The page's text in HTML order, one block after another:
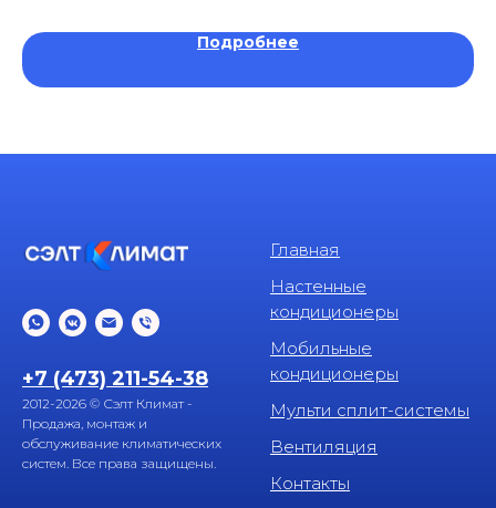
Подробнее
+7 (473) 211-54-38
2012-2026 © Сэлт Климат -
Продажа, монтаж и
обслуживание климатических
систем. Все права защищены.
Главная
Настенные
кондиционеры
Мобильные
кондиционеры
Мульти сплит-системы
Вентиляция
Контакты